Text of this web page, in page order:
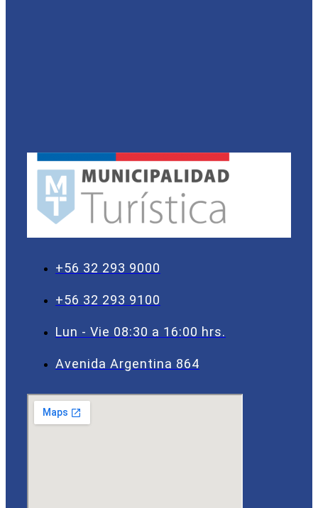
+56 32 293 9000
+56 32 293 9100
Lun - Vie 08:30 a 16:00 hrs.
Avenida Argentina 864